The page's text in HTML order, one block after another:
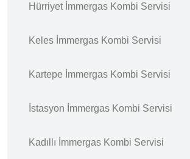
Hürriyet İmmergas Kombi Servisi
Keles İmmergas Kombi Servisi
Kartepe İmmergas Kombi Servisi
İstasyon İmmergas Kombi Servisi
Kadıllı İmmergas Kombi Servisi